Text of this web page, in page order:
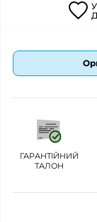
У
ГАРАНТІЙНИЙ
ТАЛОН